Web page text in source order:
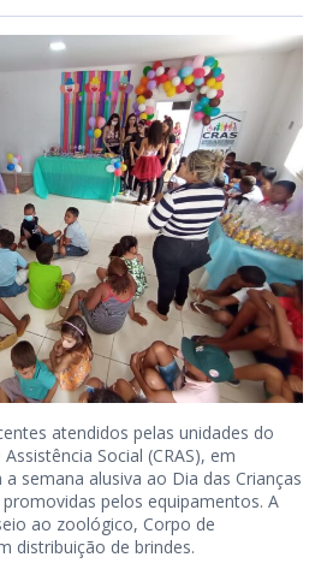
atendidos pelas unidades do
Social (CRAS), em
semana alusiva ao Dia das Crianças
pelos equipamentos. A
ao zoológico, Corpo de
distribuição de brindes.